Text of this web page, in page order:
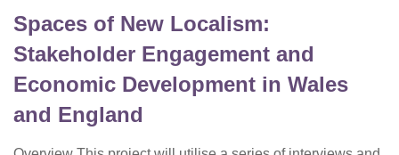
Spaces of New Localism:
Stakeholder Engagement and
Economic Development in Wales
and England